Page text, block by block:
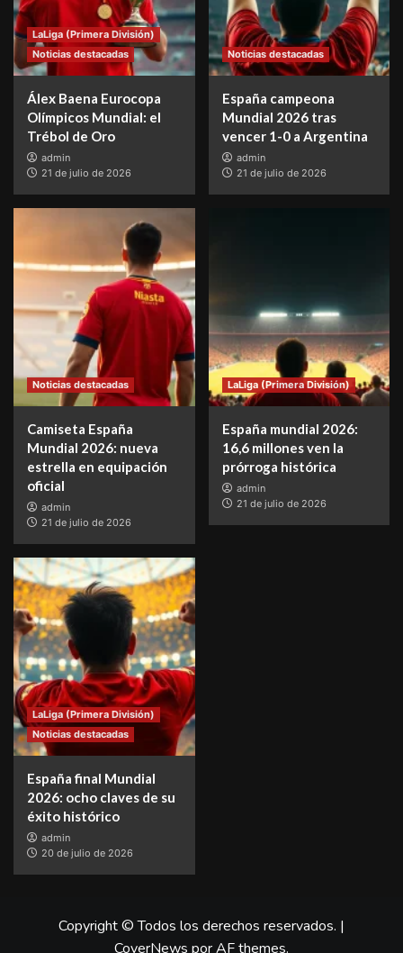
LaLiga (Primera División)
Noticias destacadas
Álex Baena Eurocopa
Olímpicos Mundial: el
Trébol de Oro
admin
21 de julio de 2026
Noticias destacadas
España campeona
Mundial 2026 tras
vencer 1-0 a Argentina
admin
21 de julio de 2026
Noticias destacadas
Camiseta España
Mundial 2026: nueva
estrella en equipación
oficial
admin
21 de julio de 2026
LaLiga (Primera División)
España mundial 2026:
16,6 millones ven la
prórroga histórica
admin
21 de julio de 2026
LaLiga (Primera División)
Noticias destacadas
España final Mundial
2026: ocho claves de su
éxito histórico
admin
20 de julio de 2026
Copyright © Todos los derechos reservados. |
CoverNews por AF themes.